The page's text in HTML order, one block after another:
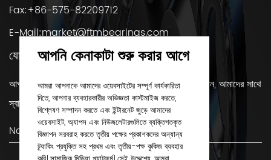
Fax:+86-575-82209712
E-Mail:market@ftmbearings.com
যোগাযোগ করুন
আপনার যদি কোন প্রশ্ন থাকে বা বিয়ারিং সম্পর্কে আরও জানতে চান, আমাদের সাথে
স্বাচ্ছন্দ্যে যোগাযোগ করুন!
আপনি কেনাকাটা শুরু করার আগে
আমরা আপনাকে আমাদের ওয়েবসাইটের সম্পূর্ণ কার্যকারিতা
দিতে, আপনার ব্যবহারকারীর অভিজ্ঞতা কাস্টমাইজ করতে,
বিশ্লেষণ সম্পাদন করতে এবং ইন্টারনেট জুড়ে আমাদের
ওয়েবসাইট, অ্যাপস এবং নিউজলেটারগুলিতে ব্যক্তিগতকৃত
বিজ্ঞাপন সরবরাহ করতে তৃতীয় পক্ষের প্রকাশকদের অন্যান্য
ট্র্যাকিং প্রযুক্তি সহ প্রথম এবং তৃতীয়-পক্ষ কুকিজ ব্যবহার